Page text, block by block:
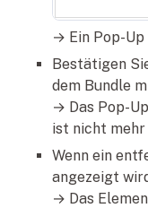
→ Ein Pop-
Bestätigen
dem Bundle
→ Das Pop-
ist nicht mehr
Wenn ein
angezeigt
→ Das